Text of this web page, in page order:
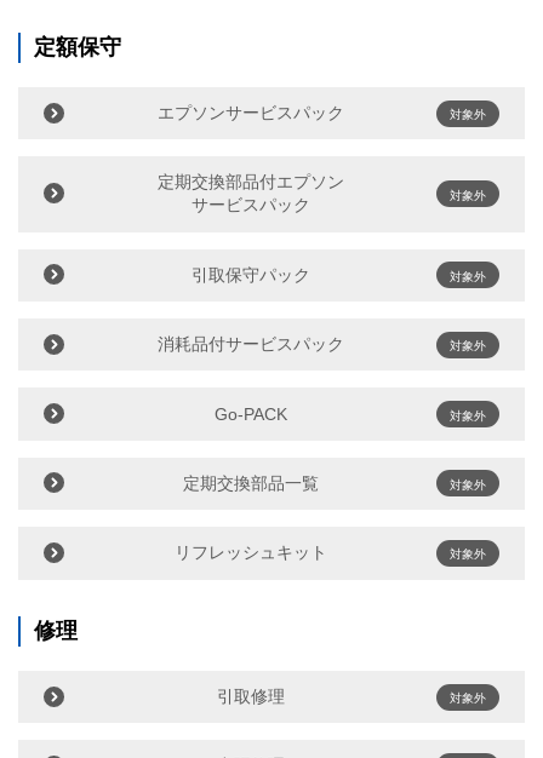
定額保守
エプソンサービスパック 対象外
定期交換部品付エプソン
サービスパック
対象外
引取保守パック 対象外
消耗品付サービスパック 対象外
Go-PACK 対象外
定期交換部品一覧 対象外
リフレッシュキット 対象外
修理
引取修理 対象外